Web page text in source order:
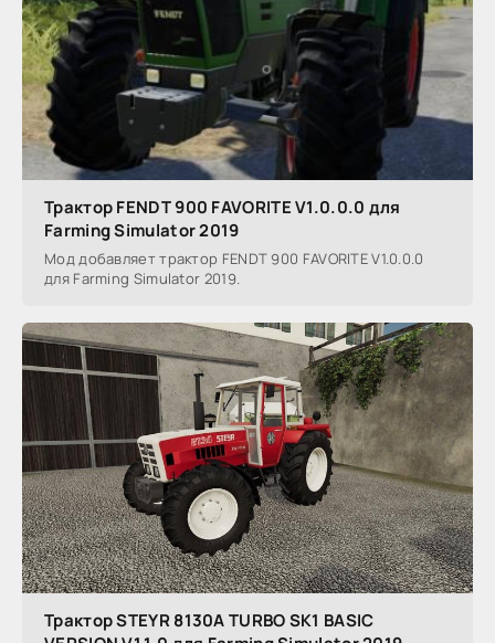
Трактор FENDT 900 FAVORITE V1.0.0.0 для
Farming Simulator 2019
Мод добавляет трактор FENDT 900 FAVORITE V1.0.0.0
для Farming Simulator 2019.
Трактор STEYR 8130A TURBO SK1 BASIC